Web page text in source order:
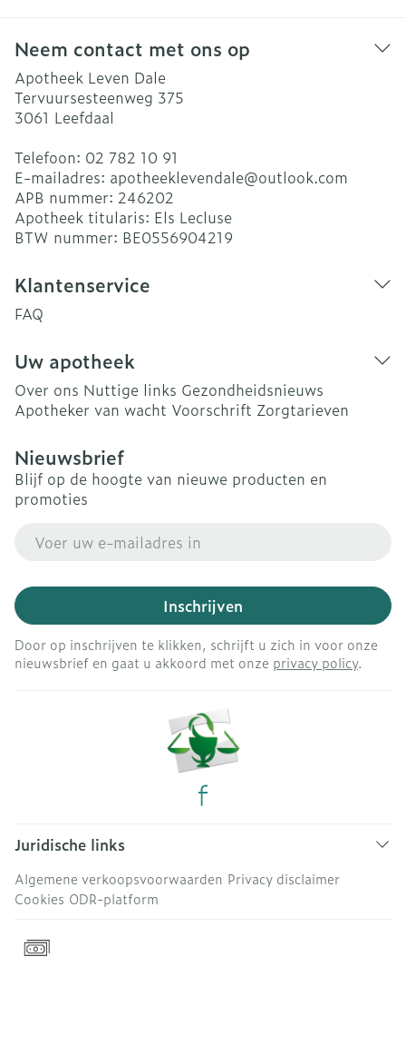
Neem contact met ons op
Apotheek Leven Dale
Tervuursesteenweg 375
3061 Leefdaal
Telefoon: 02 782 10 91
E-mailadres: apotheeklevendale@outlook.com
APB nummer: 246202
Apotheek titularis: Els Lecluse
BTW nummer: BE0556904219
Klantenservice
FAQ
Uw apotheek
Over ons Nuttige links Gezondheidsnieuws
Apotheker van wacht Voorschrift Zorgtarieven
Nieuwsbrief
Blijf op de hoogte van nieuwe producten en
promoties
Inschrijven
Door op inschrijven te klikken, schrijft u zich in voor onze
nieuwsbrief en gaat u akkoord met onze privacy policy.
Juridische links
Algemene verkoopsvoorwaarden Privacy disclaimer
Cookies ODR-platform